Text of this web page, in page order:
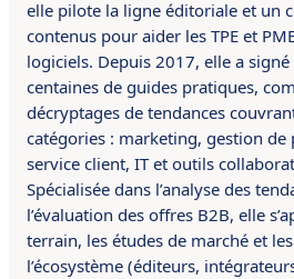
elle pilote la ligne éditoriale et un
contenus pour aider les TPE et
logiciels. Depuis 2017, elle a
centaines de guides pratiques,
décryptages de tendances
catégories : marketing, gestion de
service client, IT et outils
Spécialisée dans l’analyse des
l’évaluation des offres B2B, elle
terrain, les études de marché et
l’écosystème (éditeurs,